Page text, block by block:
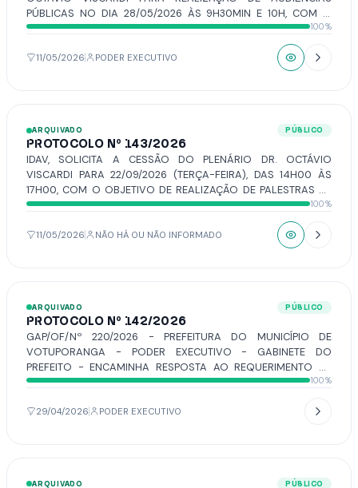
PÚBLICAS NO DIA 28/05/2026 ÀS 9H30MIN E 10H, COM O
TEMA APRECIAÇÃO E AVALIAÇÃO DO CUMPRIMENTO DAS
METAS FISCAIS CORRESPONDENTE AO 1° QUADRIMESTRE DO
EXERCÍCIO FINANCEIRO DE 2026 E EXECUÇÃO ORÇAMENTÁRIA
DA SAÚDE CORRESPONDENTE AO 1° QUADRIMESTRE DO
100%
11/05/2026 PODER EXECUTIVO
ARQUIVADO PÚBLICO
PROTOCOLO Nº 143/2026
IDAV, SOLICITA A CESSÃO DO PLENÁRIO DR. OCTÁVIO
VISCARDI PARA 22/09/2026 (TERÇA-FEIRA), DAS 14H00 ÀS
17H00, COM O OBJETIVO DE REALIZAÇÃO DE PALESTRAS DE
CONSCIENTIZAÇÃO SETEMBRO VERDE.
100%
11/05/2026 NÃO HÁ OU NÃO INFORMADO
ARQUIVADO PÚBLICO
PROTOCOLO Nº 142/2026
GAP/OF/Nº 220/2026 - PREFEITURA DO MUNICÍPIO DE
VOTUPORANGA - PODER EXECUTIVO - GABINETE DO
PREFEITO - ENCAMINHA RESPOSTA AO REQUERIMENTO Nº
57/2026, DE AUTORIA DA VEREADORA DÉBORA ROMANI.
100%
29/04/2026 PODER EXECUTIVO
ARQUIVADO PÚBLICO